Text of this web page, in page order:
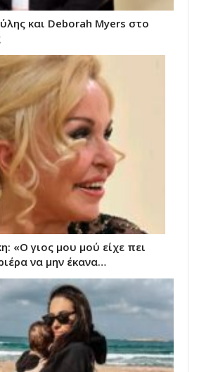
και Deborah Myers στο
«Ο γιος μου μού είχε πει
να μην έκανα…